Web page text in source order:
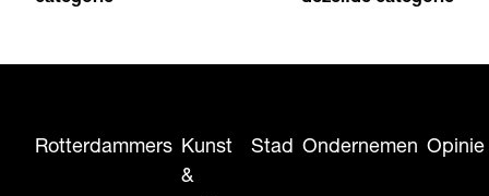
Rotterdammers Kunst
&
Stad Ondernemen Opinie